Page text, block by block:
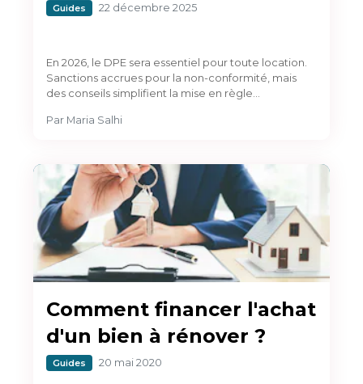
Guides 22 décembre 2025
En 2026, le DPE sera essentiel pour toute location.
Sanctions accrues pour la non-conformité, mais
des conseils simplifient la mise en règle…
Par Maria Salhi
Comment financer l'achat
d'un bien à rénover ?
Guides 20 mai 2020